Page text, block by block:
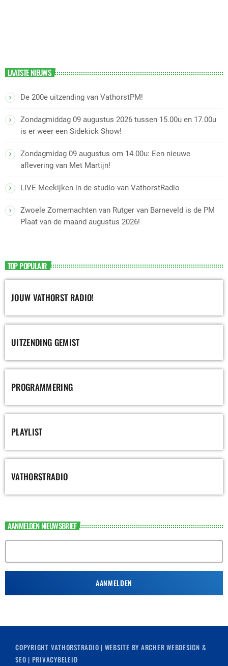
LAATSTE NIEUWS
De 200e uitzending van VathorstPM!
Zondagmiddag 09 augustus 2026 tussen 15.00u en 17.00u
is er weer een Sidekick Show!
Zondagmidag 09 augustus om 14.00u: Een nieuwe
aflevering van Met Martijn!
LIVE Meekijken in de studio van VathorstRadio
Zwoele Zomernachten van Rutger van Barneveld is de PM
Plaat van de maand augustus 2026!
TOP POPULAIR
JOUW VATHORST RADIO!
UITZENDING GEMIST
PROGRAMMERING
PLAYLIST
VATHORSTRADIO
AANMELDEN NIEUWSBRIEF
COPYRIGHT VATHORSTRADIO | WEBSITE BY ARCHER WEBDESIGN &
SEO | PRIVACYBELEID